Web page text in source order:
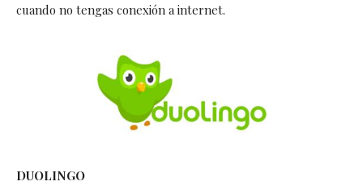
cuando no tengas conexión a internet.
DUOLINGO